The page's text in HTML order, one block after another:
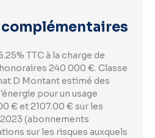
complémentaires
TTC à la charge de
240 000 €. Classe
D Montant estimé des
pour un usage
€ et 2107.00 € sur les
(abonnements
sur les risques auxquels